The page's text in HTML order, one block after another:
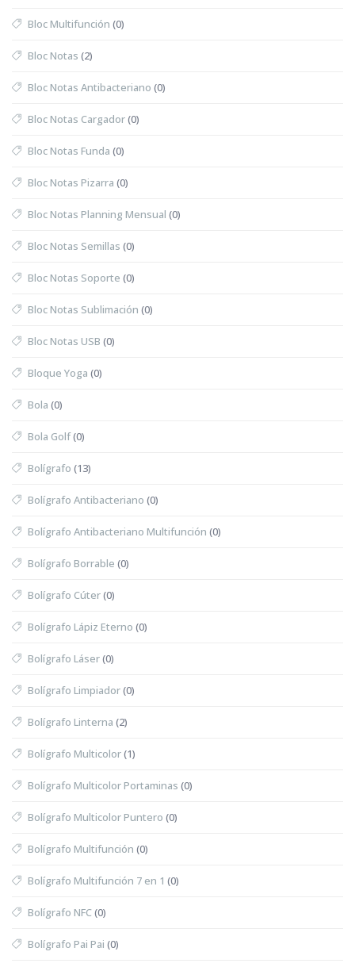
Bloc Multifunción (0)
Bloc Notas (2)
Bloc Notas Antibacteriano (0)
Bloc Notas Cargador(0)
Bloc Notas Funda (0)
Bloc Notas Pizarra (0)
Bloc Notas Planning Mensual (0)
Bloc Notas Semillas (0)
Bloc Notas Soporte (0)
Bloc Notas Sublimación (0)
Bloc Notas USB (0)
Bloque Yoga (0)
Bola (0)
Bola Golf(0)
Bolígrafo (13)
Bolígrafo Antibacteriano (0)
Bolígrafo Antibacteriano Multifunción (0)
Bolígrafo Borrable (0)
Bolígrafo Cúter(0)
Bolígrafo Lápiz Eterno (0)
Bolígrafo Láser(0)
Bolígrafo Limpiador(0)
Bolígrafo Linterna (2)
Bolígrafo Multicolor(1)
Bolígrafo Multicolor Portaminas (0)
Bolígrafo Multicolor Puntero (0)
Bolígrafo Multifunción (0)
Bolígrafo Multifunción 7 en 1 (0)
Bolígrafo NFC(0)
Bolígrafo Pai Pai (0)